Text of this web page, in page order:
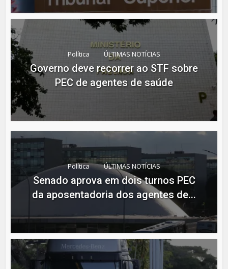
Política ÚLTIMAS NOTÍCIAS
Governo deve recorrer ao STF sobre
PEC de agentes de saúde
Política ÚLTIMAS NOTÍCIAS
Senado aprova em dois turnos PEC
da aposentadoria dos agentes de...